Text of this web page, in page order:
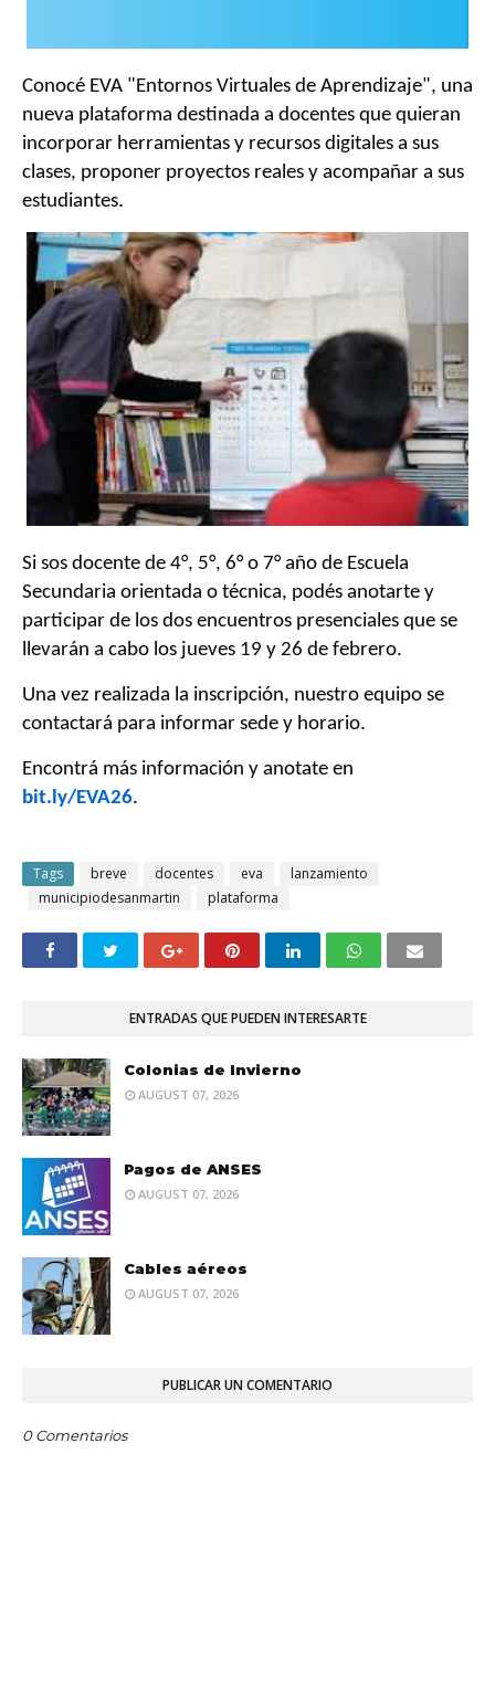
Conocé EVA "Entornos Virtuales de Aprendizaje", una
nueva plataforma destinada a docentes que quieran
incorporar herramientas y recursos digitales a sus
clases, proponer proyectos reales y acompañar a sus
estudiantes.
Si sos docente de 4°, 5°, 6° o 7° año de Escuela
Secundaria orientada o técnica, podés anotarte y
participar de los dos encuentros presenciales que se
llevarán a cabo los jueves 19 y 26 de febrero.
Una vez realizada la inscripción, nuestro equipo se
contactará para informar sede y horario.
Encontrá más información y anotate en
bit.ly/EVA26.
Tags breve docentes eva
lanzamiento
municipiodesanmartin
plataforma
ENTRADAS QUE PUEDEN INTERESARTE
Colonias de Invierno
AUGUST 07, 2026
Pagos de ANSES
AUGUST 07, 2026
Cables aéreos
AUGUST 07, 2026
PUBLICAR UN COMENTARIO
0 Comentarios